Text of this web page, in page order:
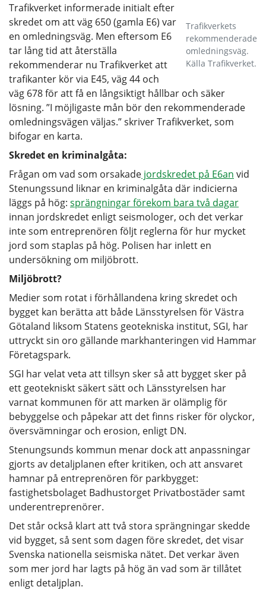
Trafikverkets
rekommenderade
omledningsväg.
Källa Trafikverket.
Trafikverket informerade initialt efter
skredet om att väg 650 (gamla E6) var
en omledningsväg. Men eftersom E6
tar lång tid att återställa
rekommenderar nu Trafikverket att
trafikanter kör via E45, väg 44 och
väg 678 för att få en långsiktigt hållbar och säker
lösning. ”I möjligaste mån bör den rekommenderade
omledningsvägen väljas.” skriver Trafikverket, som
bifogar en karta.
Skredet en kriminalgåta:
Frågan om vad som orsakade jordskredet på E6an vid
Stenungssund liknar en kriminalgåta där indicierna
läggs på hög: sprängningar förekom bara två dagar
innan jordskredet enligt seismologer, och det verkar
inte som entreprenören följt reglerna för hur mycket
jord som staplas på hög. Polisen har inlett en
undersökning om miljöbrott.
Miljöbrott?
Medier som rotat i förhållandena kring skredet och
bygget kan berätta att både Länsstyrelsen för Västra
Götaland liksom Statens geotekniska institut, SGI, har
uttryckt sin oro gällande markhanteringen vid Hammar
Företagspark.
SGI har velat veta att tillsyn sker så att bygget sker på
ett geotekniskt säkert sätt och Länsstyrelsen har
varnat kommunen för att marken är olämplig för
bebyggelse och påpekar att det finns risker för olyckor,
översvämningar och erosion, enligt DN.
Stenungsunds kommun menar dock att anpassningar
gjorts av detaljplanen efter kritiken, och att ansvaret
hamnar på entreprenören för parkbygget:
fastighetsbolaget Badhustorget Privatbostäder samt
underentreprenörer.
Det står också klart att två stora sprängningar skedde
vid bygget, så sent som dagen före skredet, det visar
Svenska nationella seismiska nätet. Det verkar även
som mer jord har lagts på hög än vad som är tillåtet
enligt detaljplan.